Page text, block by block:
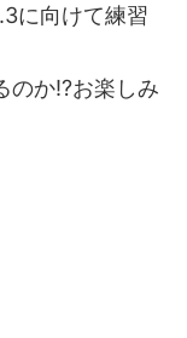
に向けて練習
のか!?お楽しみ